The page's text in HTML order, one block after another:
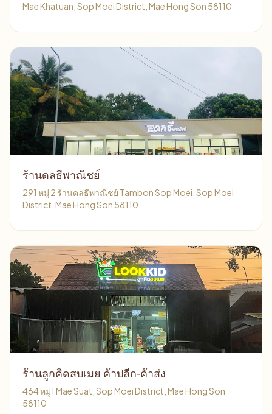
Mae Khatuan, Sop Moei District, Mae Hong Son 58110
ร้านดลธีพาณิชย์
291 หมู่ 2 ร้านดลธีพาณิชย์ Tambon Sop Moei, Sop Moei
District, Mae Hong Son 58110
ร้านลูกคิดสบเมย ค้าปลีก-ค้าส่ง
464 หมู่1 Mae Suat, Sop Moei District, Mae Hong Son
58110